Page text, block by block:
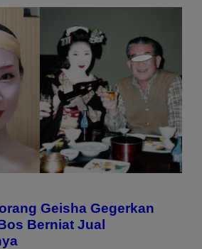
Geisha Gegerkan
Berniat Jual